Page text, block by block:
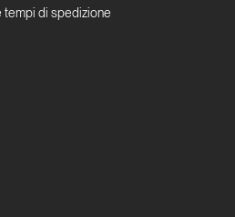
tempi di spedizione